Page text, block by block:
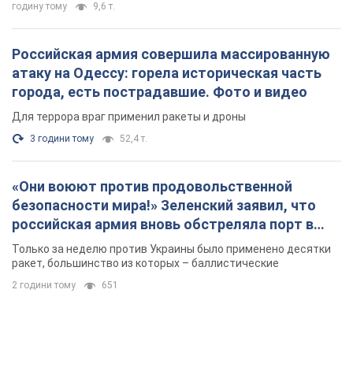
годину тому 9,6 т.
Российская армия совершила массированную
атаку на Одессу: горела историческая часть
города, есть пострадавшие. Фото и видео
Для террора враг применил ракеты и дроны
3 години тому 52,4 т.
«Они воюют против продовольственной
безопасности мира!» Зеленский заявил, что
российская армия вновь обстреляла порт в
Одессе
Только за неделю против Украины было применено десятки
ракет, большинство из которых – баллистические
2 години тому 651